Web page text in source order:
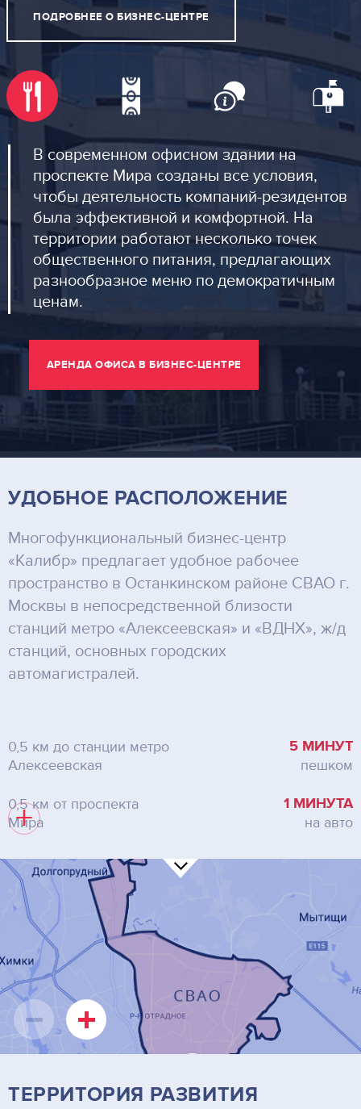
АРЕНДА ОФИСА В БИЗНЕС-ЦЕНТРЕ
ПОДРОБНЕЕ О БИЗНЕС-ЦЕНТРЕ
В современном офисном здании на
проспекте Мира созданы все условия,
чтобы деятельность компаний-резидентов
была эффективной и комфортной. На
территории работают несколько точек
общественного питания, предлагающих
разнообразное меню по демократичным
ценам.
УДОБНОЕ РАСПОЛОЖЕНИЕ
Многофункциональный бизнес-центр
«Калибр» предлагает удобное рабочее
пространство в Останкинском районе СВАО г.
Москвы в непосредственной близости
станций метро «Алексеевская» и «ВДНХ», ж/д
станций, основных городских
автомагистралей.
0,5 км до станции метро
Алексеевская
5 МИНУТ
пешком
0,5 км от проспекта
Мира
1 МИНУТА
на авто
+
ТЕРРИТОРИЯ РАЗВИТИЯ